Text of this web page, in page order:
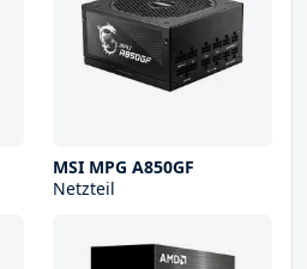
MSI MPG A850GF
Netzteil